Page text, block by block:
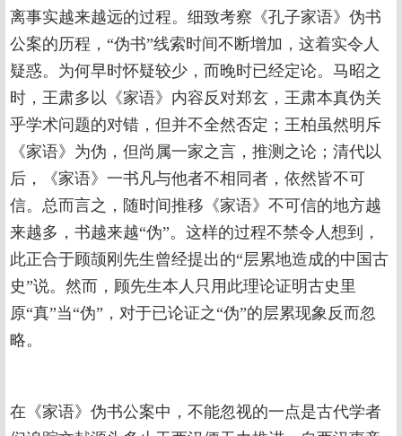
离事实越来越远的过程。细致考察《孔子家语》伪书
公案的历程，“伪书”线索时间不断增加，这着实令人
疑惑。为何早时怀疑较少，而晚时已经定论。马昭之
时，王肃多以《家语》内容反对郑玄，王肃本真伪关
乎学术问题的对错，但并不全然否定；王柏虽然明斥
《家语》为伪，但尚属一家之言，推测之论；清代以
后，《家语》一书凡与他者不相同者，依然皆不可
信。总而言之，随时间推移《家语》不可信的地方越
来越多，书越来越“伪”。这样的过程不禁令人想到，
此正合于顾颉刚先生曾经提出的“层累地造成的中国古
史”说。然而，顾先生本人只用此理论证明古史里
原“真”当“伪”，对于已论证之“伪”的层累现象反而忽
略。
在《家语》伪书公案中，不能忽视的一点是古代学者